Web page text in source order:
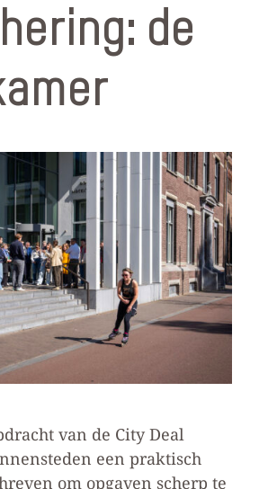
de
van de City Deal
een praktisch
om opgaven scherp te